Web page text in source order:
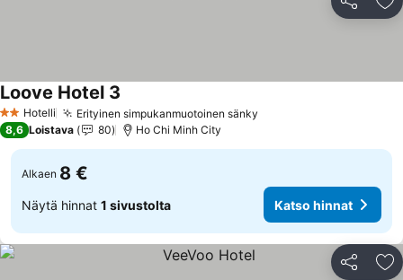
Jaa
2 Tähtiluokitus
Hotelli Erityinen simpukanmuotoinen sänky
Loove Hotel 3
8,6 Loistava 80 Ho Chi Minh City
Alkaen 8 €
Näytä hinnat 1 sivustolta Katso hinnat
Jaa